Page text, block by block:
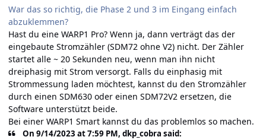
War das so richtig, die Phase 2 und 3 im Eingang einfach
abzuklemmen?
Hast du eine WARP1 Pro? Wenn ja, dann verträgt das der
eingebaute Stromzähler (SDM72 ohne V2) nicht. Der Zähler
startet alle ~ 20 Sekunden neu, wenn man ihn nicht
dreiphasig mit Strom versorgt. Falls du einphasig mit
Strommessung laden möchtest, kannst du den Stromzähler
durch einen SDM630 oder einen SDM72V2 ersetzen, die
Software unterstützt beide.
Bei einer WARP1 Smart kannst du das problemlos so machen.
On 9/14/2023 at 7:59 PM, dkp_cobra said: